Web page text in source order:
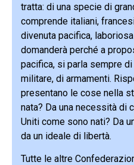
tratta: di una specie di
comprende italiani,
divenuta pacifica,
domanderà perché a
pacifica, si parla sempre
militare, di armamenti.
presentano le cose nella
nata? Da una necessità di
Uniti come sono nati? Da
da un ideale di libertà.
Tutte le altre